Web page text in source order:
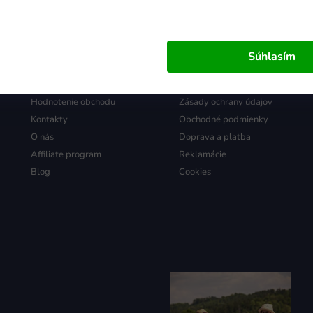
Súhlasím
Hodnotenie obchodu
Kontakty
O nás
Affiliate program
Blog
Všetko o nákupe
Zásady ochrany údajov
Obchodné podmienky
Doprava a platba
Reklamácie
Cookies